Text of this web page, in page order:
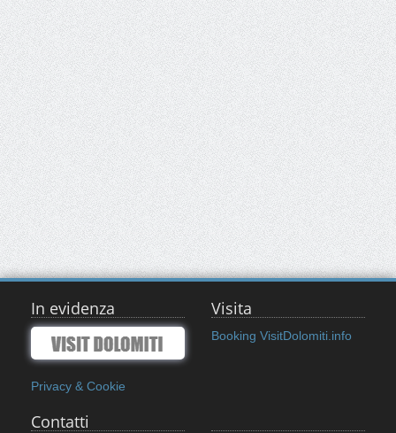
In evidenza
Privacy & Cookie
Visita
Booking VisitDolomiti.info
Contatti